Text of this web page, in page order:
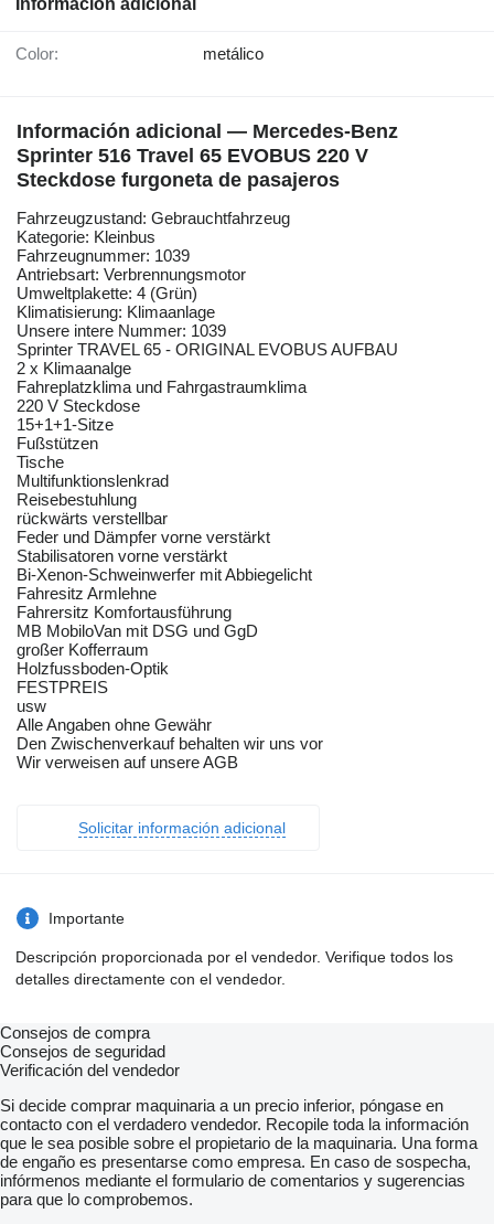
Información adicional
Color: metálico
Información adicional — Mercedes-Benz
Sprinter 516 Travel 65 EVOBUS 220 V
Steckdose furgoneta de pasajeros
Fahrzeugzustand: Gebrauchtfahrzeug
Kategorie: Kleinbus
Fahrzeugnummer: 1039
Antriebsart: Verbrennungsmotor
Umweltplakette: 4 (Grün)
Klimatisierung: Klimaanlage
Unsere intere Nummer: 1039
Sprinter TRAVEL 65 - ORIGINAL EVOBUS AUFBAU
2 x Klimaanalge
Fahreplatzklima und Fahrgastraumklima
220 V Steckdose
15+1+1-Sitze
Fußstützen
Tische
Multifunktionslenkrad
Reisebestuhlung
rückwärts verstellbar
Feder und Dämpfer vorne verstärkt
Stabilisatoren vorne verstärkt
Bi-Xenon-Schweinwerfer mit Abbiegelicht
Fahresitz Armlehne
Fahrersitz Komfortausführung
MB MobiloVan mit DSG und GgD
großer Kofferraum
Holzfussboden-Optik
FESTPREIS
usw
Alle Angaben ohne Gewähr
Den Zwischenverkauf behalten wir uns vor
Wir verweisen auf unsere AGB
Solicitar información adicional
Importante
Descripción proporcionada por el vendedor. Verifique todos los
detalles directamente con el vendedor.
Consejos de compra
Consejos de seguridad
Verificación del vendedor
Si decide comprar maquinaria a un precio inferior, póngase en
contacto con el verdadero vendedor. Recopile toda la información
que le sea posible sobre el propietario de la maquinaria. Una forma
de engaño es presentarse como empresa. En caso de sospecha,
infórmenos mediante el formulario de comentarios y sugerencias
para que lo comprobemos.